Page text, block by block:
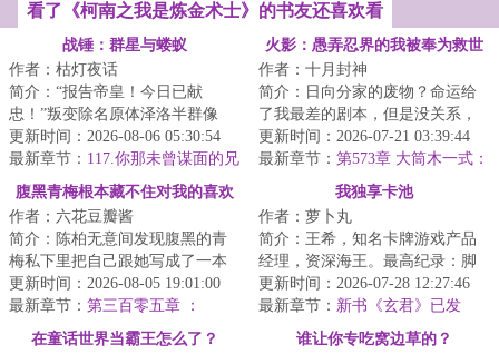
看了《柯南之我是炼金术士》的书友还喜欢看
战锤：群星与蝼蚁
作者：枯灯夜话
简介：“报告帝皇！今日已献
忠！”叛变除名原体泽洛半群像
文，主角非穿越者，诙谐风正剧
风穿插。完结万均...
更新时间：2026-08-06 05:30:54
最新章节： 117.你那未曾谋面的兄
弟们
火影：愚弄忍界的我被奉为救世
作者：十月封神
简介：日向分家的废物？命运给
了我最差的剧本，但是没关系，
我生来就是最好的演员。准备好
了吗？我叫日向...
更新时间：2026-07-21 03:39:44
最新章节： 第573章 大筒木一式：
日向云川！你怎么敢？！！
腹黑青梅根本藏不住对我的喜欢
作者：六花豆瓣酱
简介：陈柏无意间发现腹黑的青
梅私下里把自己跟她写成了一本
禁忌小说中的男女主？当这个秘
密无意间被撞破...
更新时间：2026-08-05 19:01:00
最新章节： 第三百零五章 ：
知“足”常乐（4k）
我独享卡池
作者：萝卜丸
简介：王希，知名卡牌游戏产品
经理，资深海王。最高纪录：脚
踏十只船。退役原因：女友的一
脚油门。…一场...
更新时间：2026-07-28 12:27:46
最新章节： 新书《玄君》已发
在童话世界当霸王怎么了？
谁让你专吃窝边草的？